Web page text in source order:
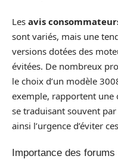
Les avis
sont variés, mais une
versions dotées des
évitées. De nombreux
le choix d’un modèle
exemple, rapportent une
se traduisant souvent
ainsi l’urgence d’éviter
Importance des forums